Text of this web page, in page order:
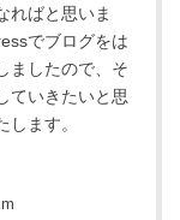
ればと思いま
でブログをは
ましたので、そ
ていきたいと思
ます。